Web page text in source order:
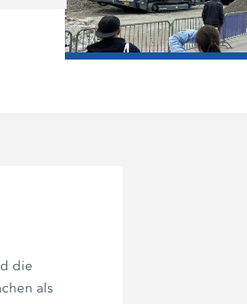
/
die
als